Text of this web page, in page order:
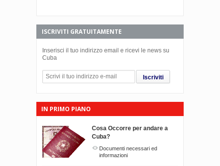
ISCRIVITI GRATUITAMENTE
Inserisci il tuo indirizzo email e ricevi le news su
Cuba
Iscriviti
IN PRIMO PIANO
Cosa Occorre per andare a
Cuba?
Documenti necessari ed
informazioni